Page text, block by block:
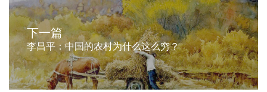
下一篇
李昌平：中国的农村为什么这么穷？